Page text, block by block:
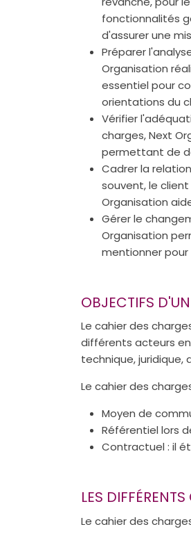
fonctionnalités
d'assurer une
Préparer
Organisation
essentiel pour
orientations du
Vérifier
charges, Next
permettant de
Cadrer la
souvent, le
Organisation
Gérer le
Organisation
mentionner
OBJECTIFS
Le cahier des
différents acteurs
technique, juridique,
Le cahier des
Moyen de
Référentiel lors
Contractuel : il
LES
Le cahier des